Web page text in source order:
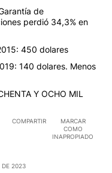
de
perdió 34,3% en
450 dolares
140 dolares. Menos
Y OCHO MIL
COMPARTIR
MARCAR
COMO
INAPROPIADO
DE 2023